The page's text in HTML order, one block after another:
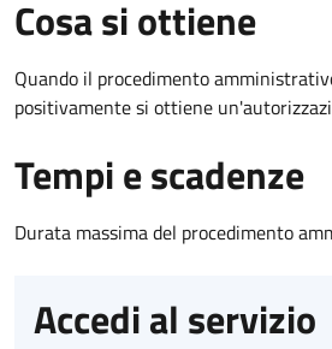
Cosa si ottiene
Quando il procedimento
positivamente si ottiene
Tempi e scadenze
Durata massima del procedimento
Accedi al servizio